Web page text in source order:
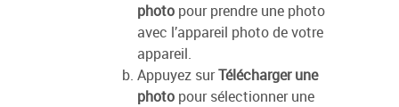
photo pour prendre une photo
avec l’appareil photo de votre
appareil.
Appuyez surTélécharger une
photo pour sélectionner une